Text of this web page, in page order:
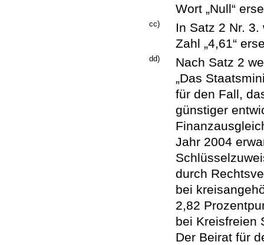
Wort „Null“
cc)
In Satz 2 Nr. 3.
Zahl „4,61“
dd)
Nach Satz 2
„Das
für den Fall,
günstiger
Jahr 2004
durch
bei
2,82
bei Kreisfreien
Der Beirat für